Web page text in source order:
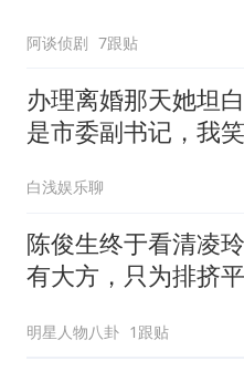
阿谈侦剧 7跟贴
办理离婚那天她坦
是市委副书记，我
白浅娱乐聊
陈俊生终于看清凌
有大方，只为排挤
明星人物八卦 1跟贴